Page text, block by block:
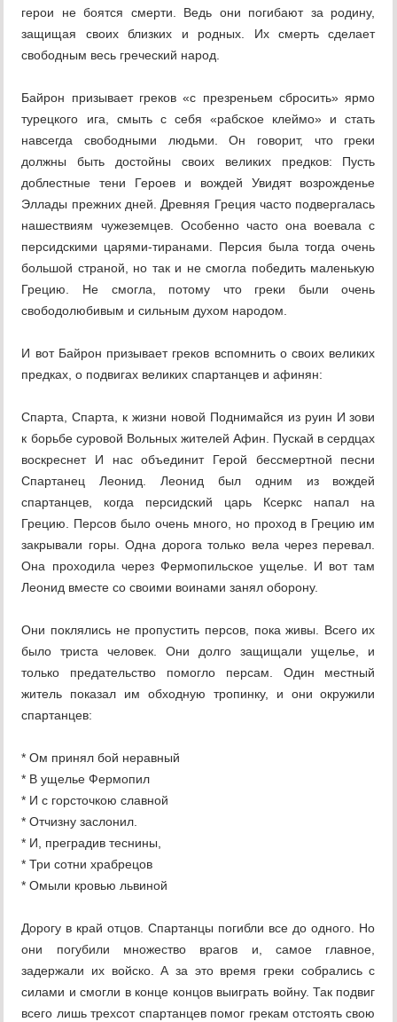
герои не боятся смерти. Ведь они погибают за родину,
защищая своих близких и родных. Их смерть сделает
свободным весь греческий народ.
Байрон призывает греков «с презреньем сбросить» ярмо
турецкого ига, смыть с себя «рабское клеймо» и стать
навсегда свободными людьми. Он говорит, что греки
должны быть достойны своих великих предков: Пусть
доблестные тени Героев и вождей Увидят возрожденье
Эллады прежних дней. Древняя Греция часто подвергалась
нашествиям чужеземцев. Особенно часто она воевала с
персидскими царями-тиранами. Персия была тогда очень
большой страной, но так и не смогла победить маленькую
Грецию. Не смогла, потому что греки были очень
свободолюбивым и сильным духом народом.
И вот Байрон призывает греков вспомнить о своих великих
предках, о подвигах великих спартанцев и афинян:
Спарта, Спарта, к жизни новой Поднимайся из руин И зови
к борьбе суровой Вольных жителей Афин. Пускай в сердцах
воскреснет И нас объединит Герой бессмертной песни
Спартанец Леонид. Леонид был одним из вождей
спартанцев, когда персидский царь Ксеркс напал на
Грецию. Персов было очень много, но проход в Грецию им
закрывали горы. Одна дорога только вела через перевал.
Она проходила через Фермопильское ущелье. И вот там
Леонид вместе со своими воинами занял оборону.
Они поклялись не пропустить персов, пока живы. Всего их
было триста человек. Они долго защищали ущелье, и
только предательство помогло персам. Один местный
житель показал им обходную тропинку, и они окружили
спартанцев:
* Ом принял бой неравный
* В ущелье Фермопил
* И с горсточкою славной
* Отчизну заслонил.
* И, преградив теснины,
* Три сотни храбрецов
* Омыли кровью львиной
Дорогу в край отцов. Спартанцы погибли все до одного. Но
они погубили множество врагов и, самое главное,
задержали их войско. А за это время греки собрались с
силами и смогли в конце концов выиграть войну. Так подвиг
всего лишь трехсот спартанцев помог грекам отстоять свою